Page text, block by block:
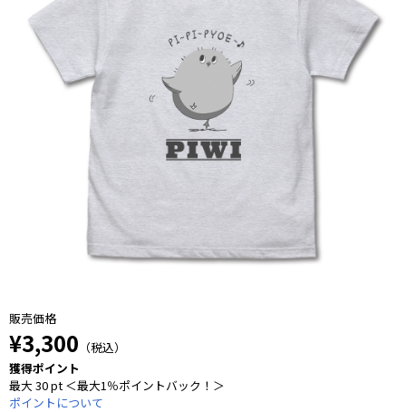
販売価格
¥3,300 （税込）
獲得ポイント
最大 30 pt ＜最大1％ポイントバック！＞
ポイントについて